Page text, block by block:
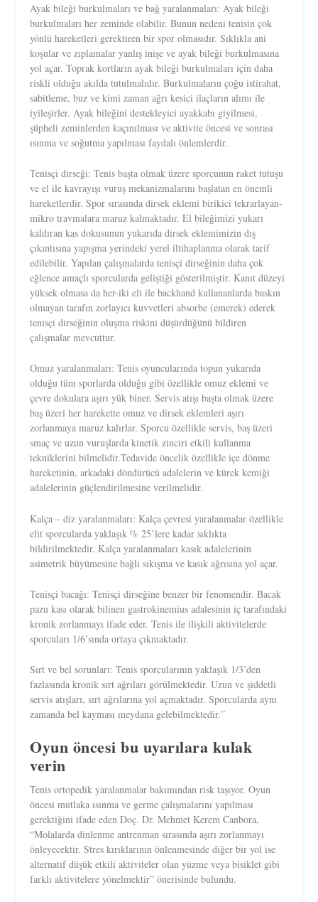
Ayak bileği burkulmaları ve bağ yaralanmaları: Ayak bileği
burkulmaları her zeminde olabilir. Bunun nedeni tenisin çok
yönlü hareketleri gerektiren bir spor olmasıdır. Sıklıkla ani
koşular ve zıplamalar yanlış inişe ve ayak bileği burkulmasına
yol açar. Toprak kortların ayak bileği burkulmaları için daha
riskli olduğu akılda tutulmalıdır. Burkulmaların çoğu istirahat,
sabitleme, buz ve kimi zaman ağrı kesici ilaçların alımı ile
iyileşirler. Ayak bileğini destekleyici ayakkabı giyilmesi,
şüpheli zeminlerden kaçınılması ve aktivite öncesi ve sonrası
ısınma ve soğutma yapılması faydalı önlemlerdir.
Tenisçi dirseği: Tenis başta olmak üzere sporcunun raket tutuşu
ve el ile kavrayışı vuruş mekanizmalarını başlatan en önemli
hareketlerdir. Spor sırasında dirsek eklemi birikici tekrarlayan-
mikro travmalara maruz kalmaktadır. El bileğimizi yukarı
kaldıran kas dokusunun yukarıda dirsek eklemimizin dış
çıkıntısına yapışma yerindeki yerel iltihaplanma olarak tarif
edilebilir. Yapılan çalışmalarda tenisçi dirseğinin daha çok
eğlence amaçlı sporcularda geliştiği gösterilmiştir. Kanıt düzeyi
yüksek olmasa da her-iki eli ile backhand kullananlarda baskın
olmayan tarafın zorlayıcı kuvvetleri absorbe (emerek) ederek
tenisçi dirseğinin oluşma riskini düşürdüğünü bildiren
çalışmalar mevcuttur.
Omuz yaralanmaları: Tenis oyuncularında topun yukarıda
olduğu tüm sporlarda olduğu gibi özellikle omuz eklemi ve
çevre dokulara aşırı yük biner. Servis atışı başta olmak üzere
baş üzeri her harekette omuz ve dirsek eklemleri aşırı
zorlanmaya maruz kalırlar. Sporcu özellikle servis, baş üzeri
smaç ve uzun vuruşlarda kinetik zinciri etkili kullanma
tekniklerini bilmelidir.Tedavide öncelik özellikle içe dönme
hareketinin, arkadaki döndürücü adalelerin ve kürek kemiği
adalelerinin güçlendirilmesine verilmelidir.
Kalça – diz yaralanmaları: Kalça çevresi yaralanmalar özellikle
elit sporcularda yaklaşık % 25’lere kadar sıklıkta
bildirilmektedir. Kalça yaralanmaları kasık adalelerinin
asimetrik büyümesine bağlı sıkışma ve kasık ağrısına yol açar.
Tenisçi bacağı: Tenisçi dirseğine benzer bir fenomendir. Bacak
pazu kası olarak bilinen gastrokinemius adalesinin iç tarafındaki
kronik zorlanmayı ifade eder. Tenis ile ilişkili aktivitelerde
sporcuları 1/6’sında ortaya çıkmaktadır.
Sırt ve bel sorunları: Tenis sporcularının yaklaşık 1/3’den
fazlasında kronik sırt ağrıları görülmektedir. Uzun ve şiddetli
servis atışları, sırt ağrılarına yol açmaktadır. Sporcularda aynı
zamanda bel kayması meydana gelebilmektedir.”
Oyun öncesi bu uyarılara kulak
verin
Tenis ortopedik yaralanmalar bakımından risk taşıyor. Oyun
öncesi mutlaka ısınma ve germe çalışmalarını yapılması
gerektiğini ifade eden Doç. Dr. Mehmet Kerem Canbora,
“Molalarda dinlenme antrenman sırasında aşırı zorlanmayı
önleyecektir. Stres kırıklarının önlenmesinde diğer bir yol ise
alternatif düşük etkili aktiviteler olan yüzme veya bisiklet gibi
farklı aktivitelere yönelmektir” önerisinde bulundu.